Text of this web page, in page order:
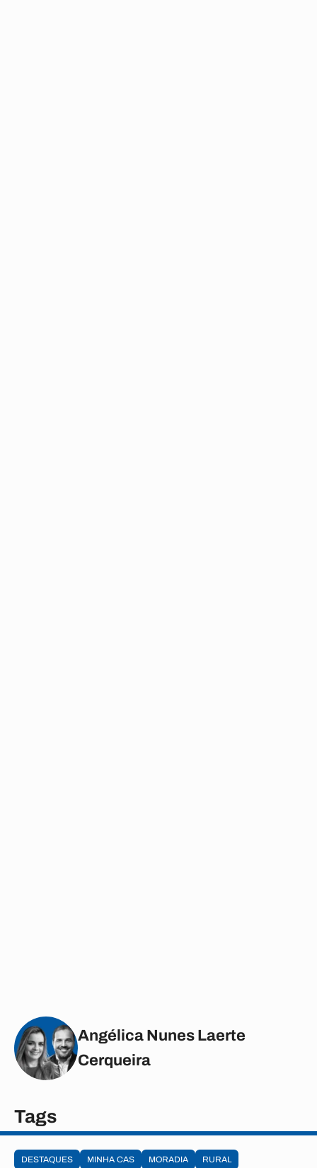
Angélica Nunes Laerte
Cerqueira
Tags
DESTAQUES MINHA CAS MORADIA RURAL